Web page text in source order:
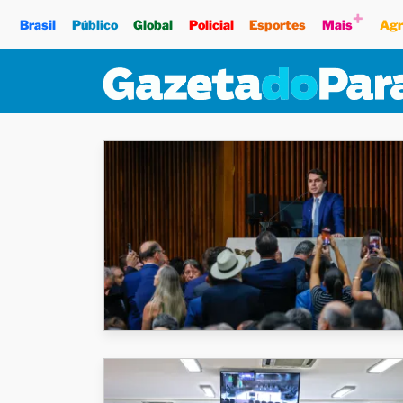
Brasil Público Global Policial Esportes Mais+